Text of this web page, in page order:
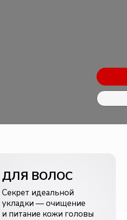
ДЛЯ ВОЛОС
Секрет идеальной
укладки — очищение
и питание кожи головы